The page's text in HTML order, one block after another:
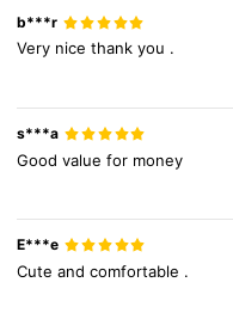
4,82 53K Follower
4,82
b***r
Very nicethankyou .
s***a
Goodvaluefor money
E***e
Cuteandcomfortable .